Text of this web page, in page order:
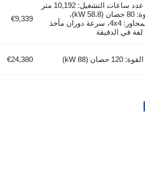
سنة: 1984، عدد ساعات التشغيل: 10,192 متر
/ ساعة، القوة: 80 حصان (58.8 kW)،
مواصفات المحاور: 4x4، سرعة دوران مأخذ
€9,339
€24,380